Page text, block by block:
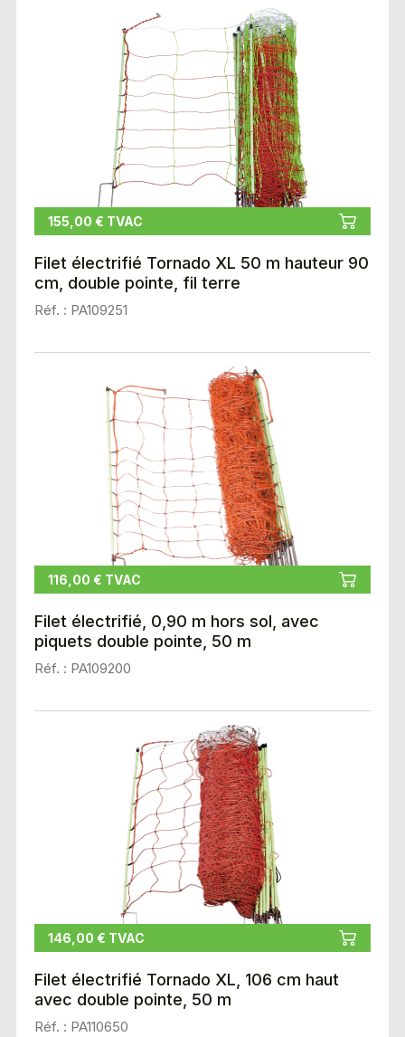
155,00 € TVAC
Filet électrifié Tornado XL 50 m hauteur 90
cm, double pointe, fil terre
Réf. : PA109251
116,00 € TVAC
Filet électrifié, 0,90 m hors sol, avec
piquets double pointe, 50 m
Réf. : PA109200
146,00 € TVAC
Filet électrifié Tornado XL, 106 cm haut
avec double pointe, 50 m
Réf. : PA110650